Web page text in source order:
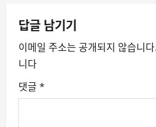
v
i
g
a
답글 남기기
이메일 주소는 공개되지 않습니다.
니다
댓글 *